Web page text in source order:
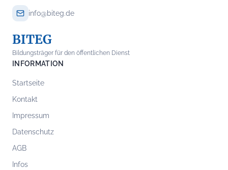
info@biteg.de
BITEG
Bildungsträger für den öffentlichen Dienst
INFORMATION
Startseite
Kontakt
Impressum
Datenschutz
AGB
Infos